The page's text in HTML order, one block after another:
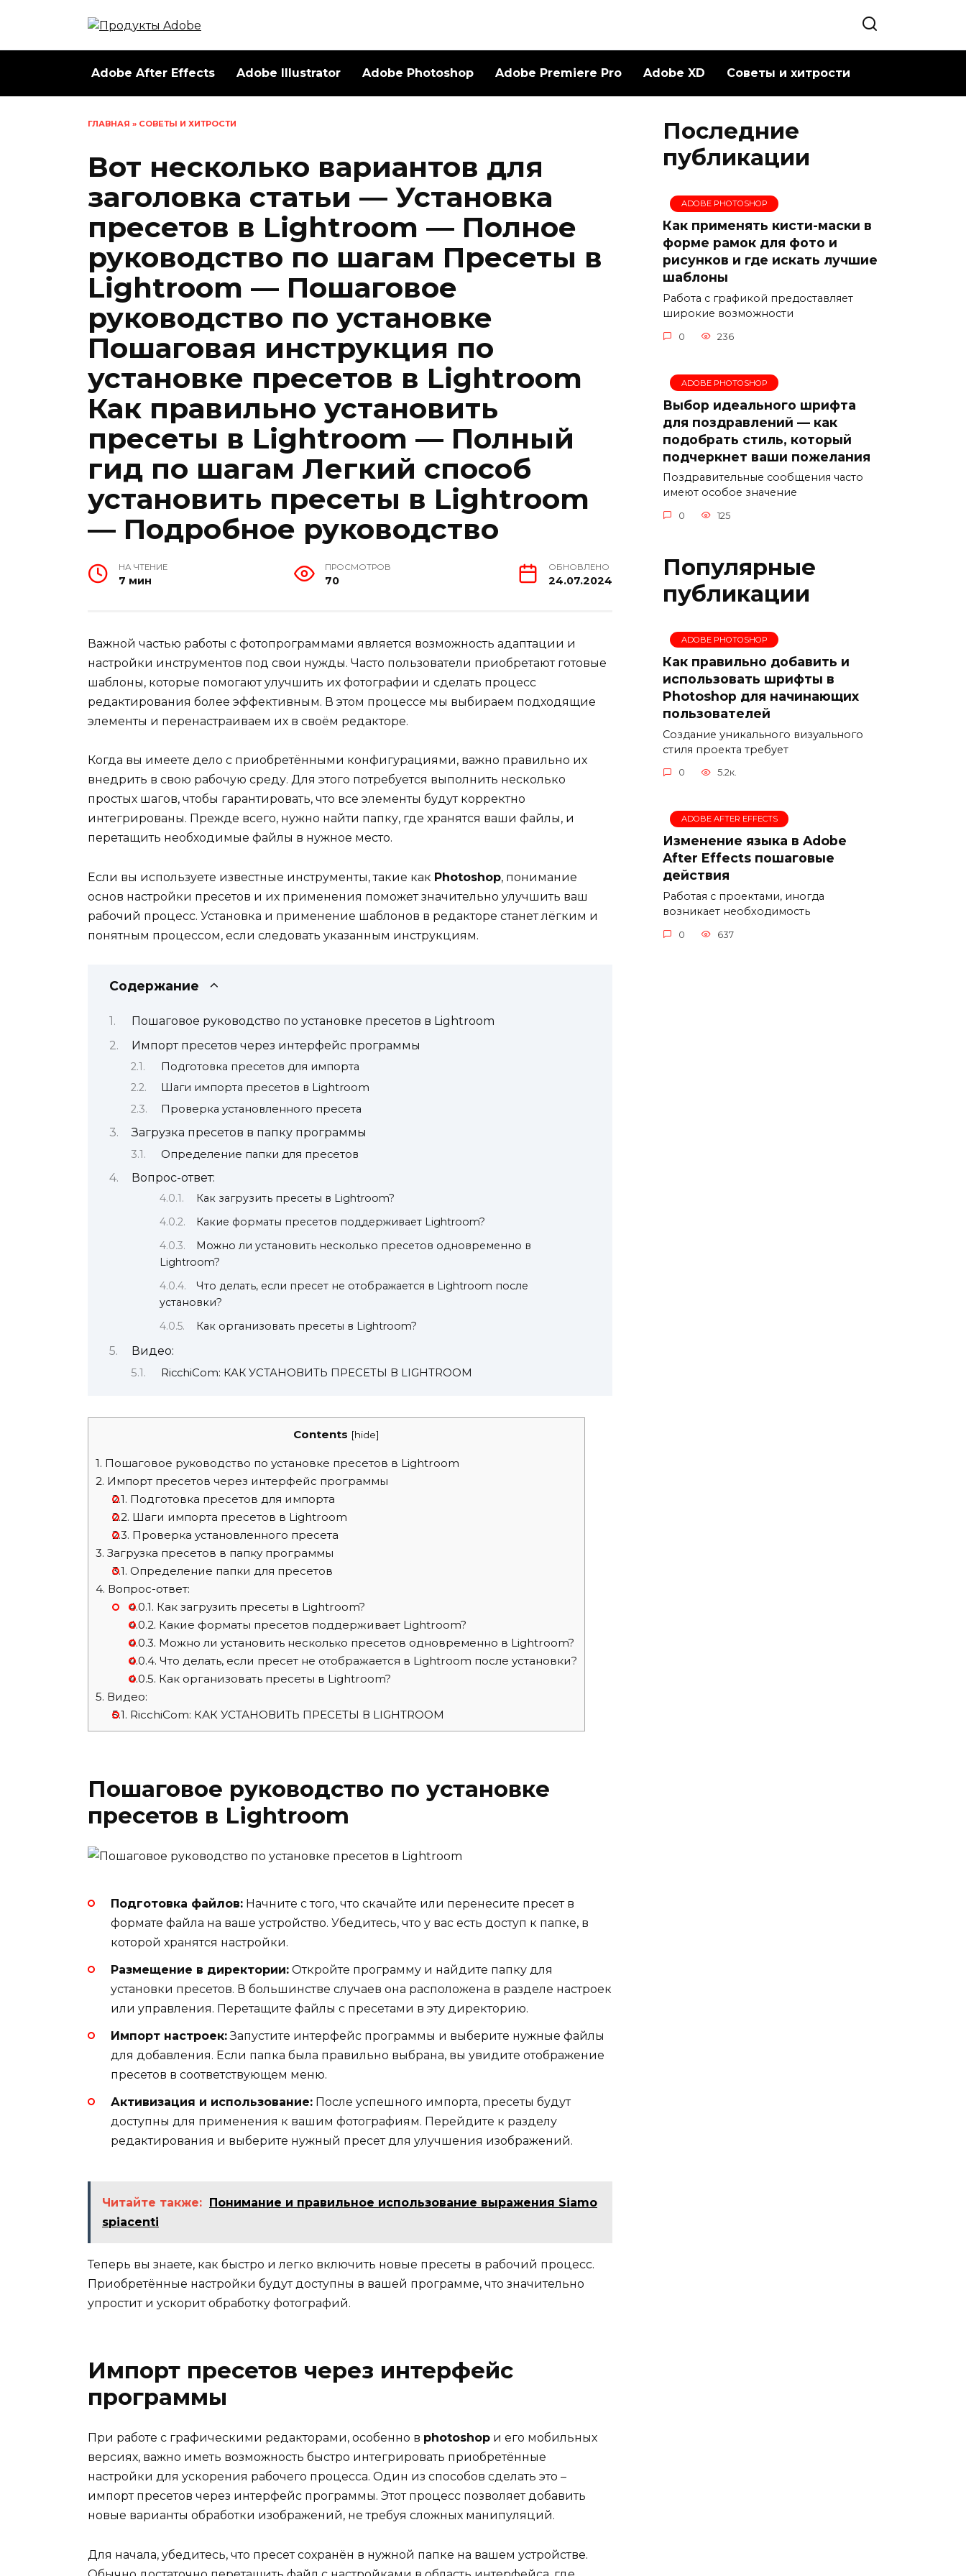
Adobe After Effects Adobe Illustrator Adobe Photoshop Adobe Premiere Pro Adobe XD Советы и хитрости
ГЛАВНАЯ » СОВЕТЫ И ХИТРОСТИ
Вот несколько вариантов для
заголовка статьи — Установка
пресетов в Lightroom — Полное
руководство по шагам Пресеты в
Lightroom — Пошаговое
руководство по установке
Пошаговая инструкция по
установке пресетов в Lightroom
Как правильно установить
пресеты в Lightroom — Полный
гид по шагам Легкий способ
установить пресеты в Lightroom
— Подробное руководство
НА ЧТЕНИЕ
7 мин
ПРОСМОТРОВ
70
ОБНОВЛЕНО
24.07.2024
Важной частью работы с фотопрограммами является возможность адаптации и
настройки инструментов под свои нужды. Часто пользователи приобретают готовые
шаблоны, которые помогают улучшить их фотографии и сделать процесс
редактирования более эффективным. В этом процессе мы выбираем подходящие
элементы и перенастраиваем их в своём редакторе.
Когда вы имеете дело с приобретёнными конфигурациями, важно правильно их
внедрить в свою рабочую среду. Для этого потребуется выполнить несколько
простых шагов, чтобы гарантировать, что все элементы будут корректно
интегрированы. Прежде всего, нужно найти папку, где хранятся ваши файлы, и
перетащить необходимые файлы в нужное место.
Если вы используете известные инструменты, такие как Photoshop, понимание
основ настройки пресетов и их применения поможет значительно улучшить ваш
рабочий процесс. Установка и применение шаблонов в редакторе станет лёгким и
понятным процессом, если следовать указанным инструкциям.
Содержание
Пошаговое руководство по установке пресетов в Lightroom
Импорт пресетов через интерфейс программы
Подготовка пресетов для импорта
Шаги импорта пресетов в Lightroom
Проверка установленного пресета
Загрузка пресетов в папку программы
Определение папки для пресетов
Вопрос-ответ:
Как загрузить пресеты в Lightroom?
Какие форматы пресетов поддерживает Lightroom?
Можно ли установить несколько пресетов одновременно в
Lightroom?
Что делать, если пресет не отображается в Lightroom после
установки?
Как организовать пресеты в Lightroom?
Видео:
RicchiCom: КАК УСТАНОВИТЬ ПРЕСЕТЫ В LIGHTROOM
Contents [hide]
1. Пошаговое руководство по установке пресетов в Lightroom
2. Импорт пресетов через интерфейс программы
2.1. Подготовка пресетов для импорта
2.2. Шаги импорта пресетов в Lightroom
2.3. Проверка установленного пресета
3. Загрузка пресетов в папку программы
3.1. Определение папки для пресетов
4. Вопрос-ответ:
4.0.1. Как загрузить пресеты в Lightroom?
4.0.2. Какие форматы пресетов поддерживает Lightroom?
4.0.3. Можно ли установить несколько пресетов одновременно в Lightroom?
4.0.4. Что делать, если пресет не отображается в Lightroom после установки?
4.0.5. Как организовать пресеты в Lightroom?
5. Видео:
5.1. RicchiCom: КАК УСТАНОВИТЬ ПРЕСЕТЫ В LIGHTROOM
Пошаговое руководство по установке
пресетов в Lightroom
Подготовка файлов: Начните с того, что скачайте или перенесите пресет в
формате файла на ваше устройство. Убедитесь, что у вас есть доступ к папке, в
которой хранятся настройки.
Размещение в директории: Откройте программу и найдите папку для
установки пресетов. В большинстве случаев она расположена в разделе настроек
или управления. Перетащите файлы с пресетами в эту директорию.
Импорт настроек:Запустите интерфейс программы и выберите нужные файлы
для добавления. Если папка была правильно выбрана, вы увидите отображение
пресетов в соответствующем меню.
Активизация и использование: После успешного импорта, пресеты будут
доступны для применения к вашим фотографиям. Перейдите к разделу
редактирования и выберите нужный пресет для улучшения изображений.
Читайте также:
Понимание и правильное использование выражения Siamo
spiacenti
Теперь вы знаете, как быстро и легко включить новые пресеты в рабочий процесс.
Приобретённые настройки будут доступны в вашей программе, что значительно
упростит и ускорит обработку фотографий.
Импорт пресетов через интерфейс
программы
При работе с графическими редакторами, особенно в photoshop и его мобильных
версиях, важно иметь возможность быстро интегрировать приобретённые
настройки для ускорения рабочего процесса. Один из способов сделать это –
импорт пресетов через интерфейс программы. Этот процесс позволяет добавить
новые варианты обработки изображений, не требуя сложных манипуляций.
Для начала, убедитесь, что пресет сохранён в нужной папке на вашем устройстве.
Последние
публикации
ADOBE PHOTOSHOP
Как применять кисти-маски в
форме рамок для фото и
рисунков и где искать лучшие
шаблоны
Работа с графикой предоставляет
широкие возможности
0 236
ADOBE PHOTOSHOP
Выбор идеального шрифта
для поздравлений — как
подобрать стиль, который
подчеркнет ваши пожелания
Поздравительные сообщения часто
имеют особое значение
0 125
Популярные
публикации
ADOBE PHOTOSHOP
Как правильно добавить и
использовать шрифты в
Photoshop для начинающих
пользователей
Создание уникального визуального
стиля проекта требует
0 5.2к.
ADOBE AFTER EFFECTS
Изменение языка в Adobe
After Effects пошаговые
действия
Работая с проектами, иногда
возникает необходимость
0 637